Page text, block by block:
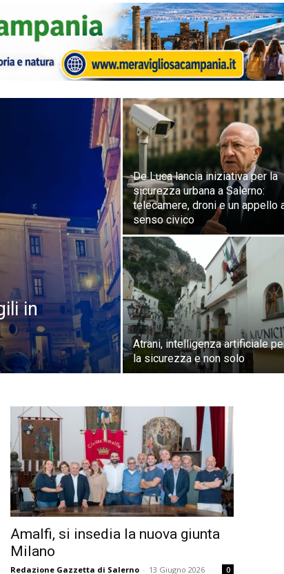
in
De Luca lancia iniziativa per la
sicurezza urbana a Salerno:
telecamere, droni e un appello
senso civico
Atrani, intelligenza artificiale
la sicurezza e non solo
Amalfi, si insedia la nuova giunta
Milano
Redazione Gazzetta di Salerno - 13 Giugno 2026 0